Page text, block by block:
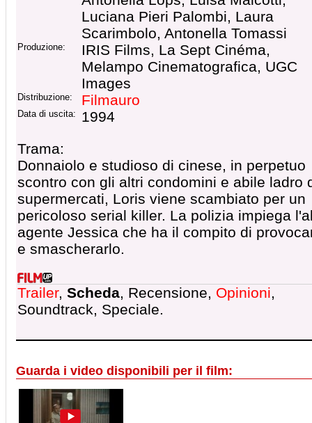
Luciana Pieri Palombi, Laura
Scarimbolo, Antonella Tomassi
Produzione:
IRIS Films, La Sept Cinéma,
Melampo Cinematografica, UGC
Images
Distribuzione: Filmauro
Data di uscita:
1994
Trama:
Donnaiolo e studioso di cinese, in perpetuo
scontro con gli altri condomini e abile ladro
supermercati, Loris viene scambiato per un
pericoloso serial killer. La polizia impiega
agente Jessica che ha il compito di
e smascherarlo.
Trailer, Scheda, Recensione, Opinioni,
Soundtrack, Speciale.
Guarda i video disponibili per il film: